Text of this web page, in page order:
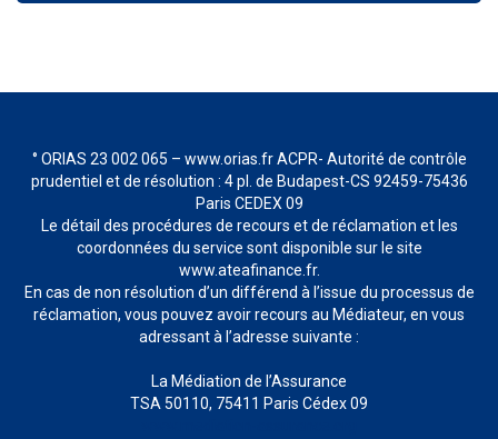
° ORIAS 23 002 065 – www.orias.fr ACPR- Autorité de contrôle
prudentiel et de résolution : 4 pl. de Budapest-CS 92459-75436
Paris CEDEX 09
Le détail des procédures de recours et de réclamation et les
coordonnées du service sont disponible sur le site
www.ateafinance.fr.
En cas de non résolution d’un différend à l’issue du processus de
réclamation, vous pouvez avoir recours au Médiateur, en vous
adressant à l’adresse suivante :
La Médiation de l’Assurance
TSA 50110, 75411 Paris Cédex 09